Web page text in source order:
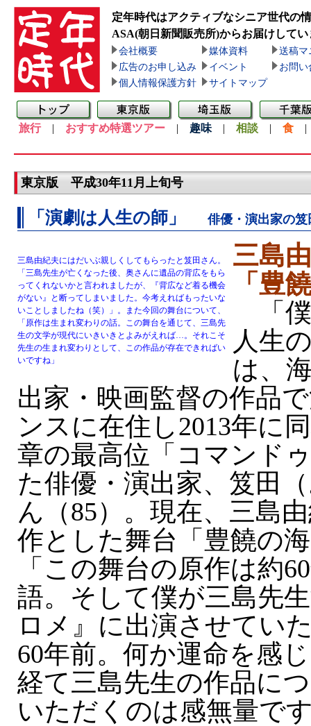
定年時代はアクティブなシニア世代の
ASA(朝日新聞販売所)からお届けしてい
会社概要 媒体資料
送稿マ
広告のお申し込み
イベント
お問い
個人情報保護方針
サイトマップ
旅行| おすすめ特選ツアー | 趣味 | 相談 | 食
東京版 平成30年11月上旬号
「演劇は人生の師」 俳優・演出家の
三島由紀夫にはだいぶ親しくしてもらったと笈田さん。
「三島先生が亡くなった後、奥さんに遺品の背広をもら
ってくれないかと言われましたが、『背広など着る機会
がない』と断ってしまいました。今考えればもったいな
いことしましたね（笑）」。また今回の舞台について、
「原作は生まれ変わりの話。この舞台を通じて、三島先
生の文学が現代にいきいきとよみがえれば…。それこそ
先生の生まれ変わりとして、この作品が存在できればい
いですね」
三島
「豊
「僕
人生
は、
出家・映画監督の作品
ンスに在住し2013年に
章の最高位「コマンド
た俳優・演出家、笈田
ん（85）。現在、三島
作とした舞台「豊饒の
「この舞台の原作は約
語。そして僕が三島先
ロメ』に出演させてい
60年前。何か運命を感
経て三島先生の作品に
いただくのは感無量で